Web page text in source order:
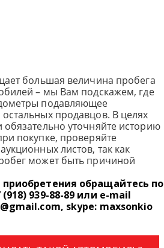
большая величина пробега
– мы Вам подскажем, где
подавляющее
продавцов. В целях
обязательно уточняйте историю
покупке, проверяйте
листов, так как
может быть причиной
приобретения обращайтесь по
939-88-89 или e-mail
skype: maxsonkio